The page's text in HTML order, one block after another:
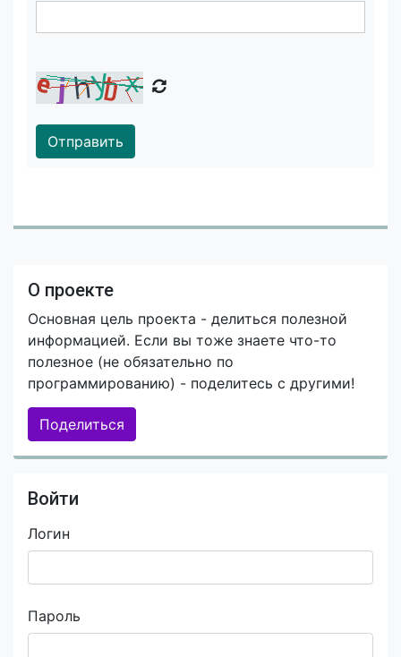
Отправить
О проекте
Основная цель проекта - делиться полезной
информацией. Если вы тоже знаете что-то
полезное (не обязательно по
программированию) - поделитесь с другими!
Поделиться
Войти
Логин
Пароль